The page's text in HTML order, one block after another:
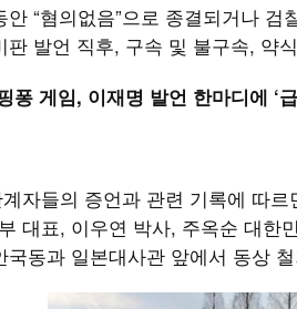
안 “혐의없음”으로 종결되거나
판 발언 직후, 구속 및 불구속, 약
퐁 게임, 이재명 발언 한마디에 ‘
자들의 증언과 관련 기록에 따
대표, 이우연 박사, 주옥순 대한
국동과 일본대사관 앞에서 동상